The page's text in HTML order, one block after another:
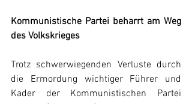
Kommunistische Partei beharrt am Weg
des Volkskrieges
Trotz schwerwiegenden Verluste durch
die Ermordung wichtiger Führer und
Kader der Kommunistischen Partei